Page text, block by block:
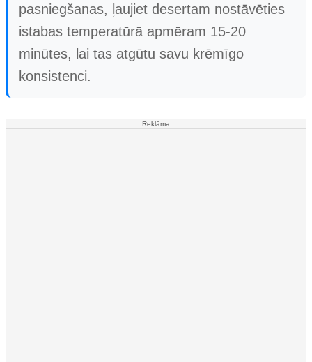
pasniegšanas, ļaujiet desertam nostāvēties
istabas temperatūrā apmēram 15-20
minūtes, lai tas atgūtu savu krēmīgo
konsistenci.
Reklāma